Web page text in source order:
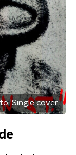
Single cover